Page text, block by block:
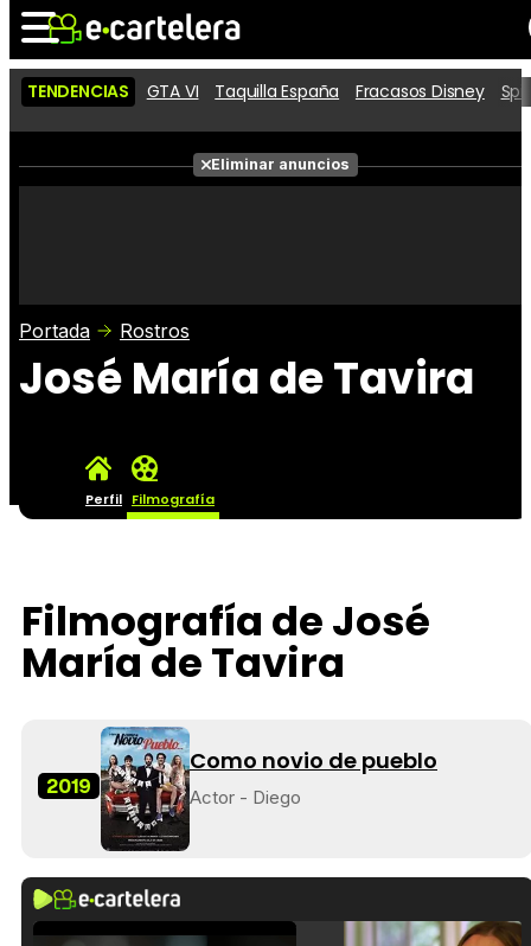
Noticias Cartelera
Películas
Críticas
TENDENCIAS GTA VI Taquilla España Fracasos Disney
Eliminar anuncios
Portada Rostros
José María de Tavira
Perfil Filmografía
Filmografía de José
María de Tavira
2019
Como novio de pueblo
Actor - Diego